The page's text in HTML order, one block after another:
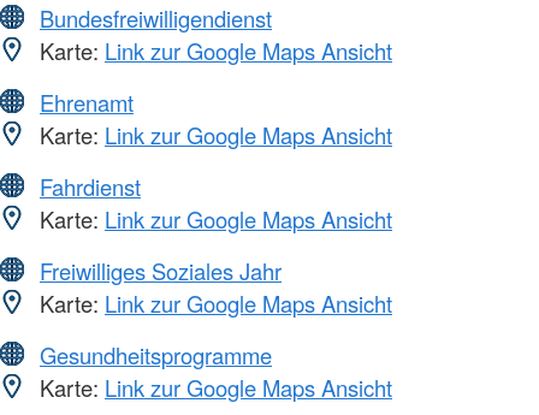
Bundesfreiwilligendienst
Karte: Link zur Google Maps Ansicht
Ehrenamt
Karte: Link zur Google Maps Ansicht
Fahrdienst
Karte: Link zur Google Maps Ansicht
Freiwilliges Soziales Jahr
Karte: Link zur Google Maps Ansicht
Gesundheitsprogramme
Karte: Link zur Google Maps Ansicht